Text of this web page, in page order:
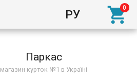
РУ 
Паркас
магазин курток №1 в Україні